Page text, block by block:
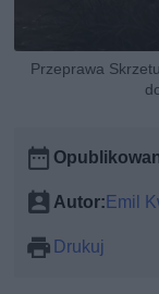
Przeprawa
Autor:Emil
Drukuj